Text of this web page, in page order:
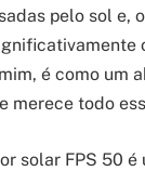
pelo sol e,
é como um
merece todo
solar FPS 50 é